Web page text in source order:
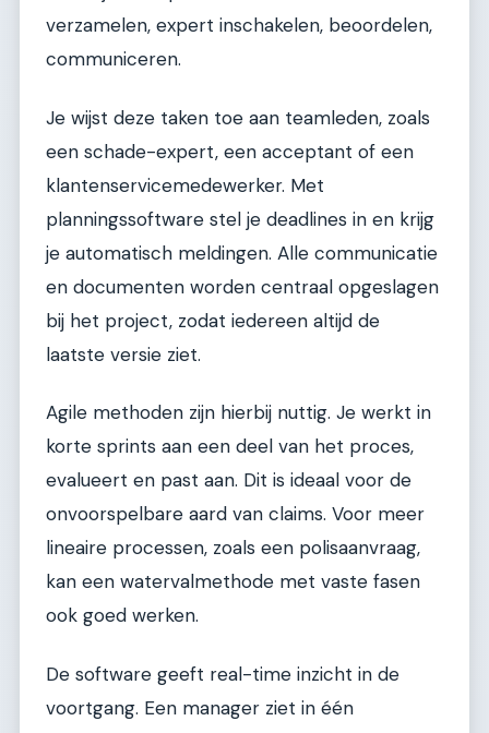
verzamelen, expert inschakelen, beoordelen,
communiceren.
Je wijst deze taken toe aan teamleden, zoals
een schade-expert, een acceptant of een
klantenservicemedewerker. Met
planningssoftware stel je deadlines in en krijg
je automatisch meldingen. Alle communicatie
en documenten worden centraal opgeslagen
bij het project, zodat iedereen altijd de
laatste versie ziet.
Agile methoden zijn hierbij nuttig. Je werkt in
korte sprints aan een deel van het proces,
evalueert en past aan. Dit is ideaal voor de
onvoorspelbare aard van claims. Voor meer
lineaire processen, zoals een polisaanvraag,
kan een watervalmethode met vaste fasen
ook goed werken.
De software geeft real-time inzicht in de
voortgang. Een manager ziet in één